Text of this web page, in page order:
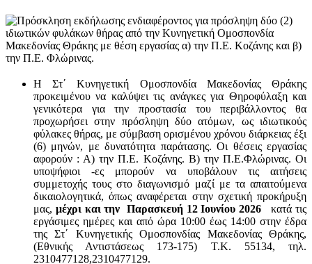
Η Στ΄ Κυνηγετική Ομοσπονδία Μακεδονίας Θράκης
προκειμένου να καλύψει τις ανάγκες για Θηροφύλαξη και
γενικότερα για την προστασία του περιβάλλοντος θα
προχωρήσει στην πρόσληψη δύο ατόμων, ως ιδιωτικούς
φύλακες θήρας, με σύμβαση ορισμένου χρόνου διάρκειας έξι
(6) μηνών, με δυνατότητα παράτασης. Οι θέσεις εργασίας
αφορούν : Α) την Π.Ε. Κοζάνης. Β) την Π.Ε.Φλώρινας. Οι
υποψήφιοι -ες μπορούν να υποβάλουν τις αιτήσεις
συμμετοχής τους στο διαγωνισμό μαζί με τα απαιτούμενα
δικαιολογητικά, όπως αναφέρεται στην σχετική προκήρυξη
μας, μέχρι και την Παρασκευή 12 Ιουνίου 2026κατά τις
εργάσιμες ημέρες και από ώρα 10:00 έως 14:00 στην έδρα
της Στ΄ Κυνηγετικής Ομοσπονδίας Μακεδονίας Θράκης,
(Εθνικής Αντιστάσεως 173-175) Τ.Κ. 55134, τηλ.
2310477128,2310477129.